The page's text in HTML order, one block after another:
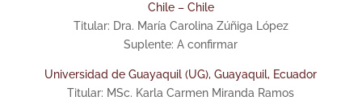
Chile – Chile
Titular: Dra. María Carolina Zúñiga López
Suplente: A confirmar
Universidad de Guayaquil (UG), Guayaquil, Ecuador
Titular: MSc. Karla Carmen Miranda Ramos